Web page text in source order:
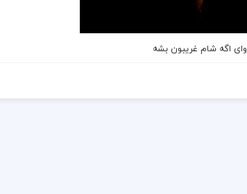
وای اگه شام غریبون بشه